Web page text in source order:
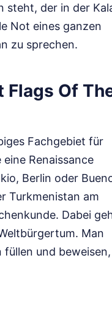
steht, der in der
Not eines ganzen
zu sprechen.
Flags Of
Fachgebiet für
Renaissance
Berlin oder
Turkmenistan am
Dabei
Man
und